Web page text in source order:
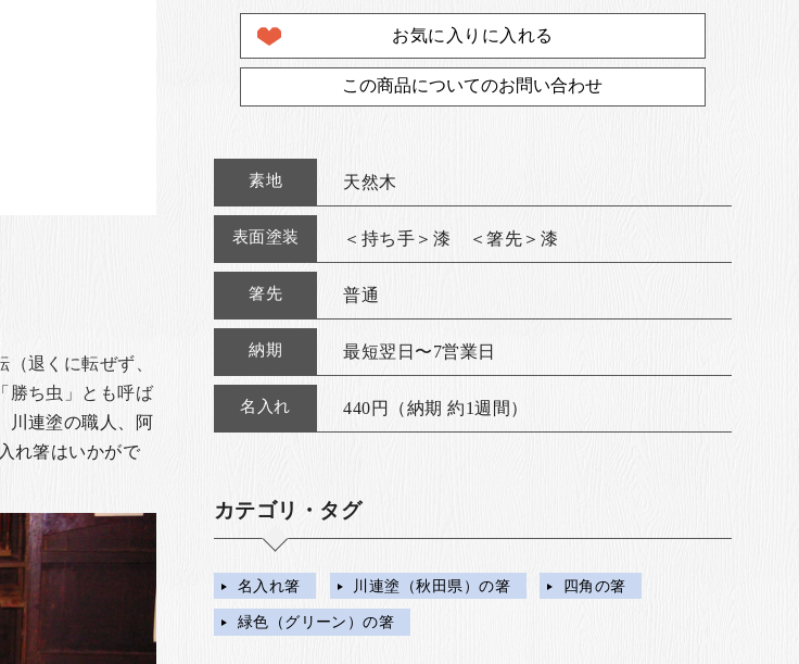
退くに転ぜず、
勝ち虫」とも呼ば
川連塗の職人、阿
れ箸はいかがで
お気に入りに入れる
この商品についてのお問い合わせ
素地 天然木
表面塗装 ＜持ち手＞漆 ＜箸先＞漆
箸先 普通
納期 最短翌日〜7営業日
名入れ 440円（納期 約1週間）
カテゴリ・タグ
名入れ箸 川連塗（秋田県）の箸 四角の箸
緑色（グリーン）の箸